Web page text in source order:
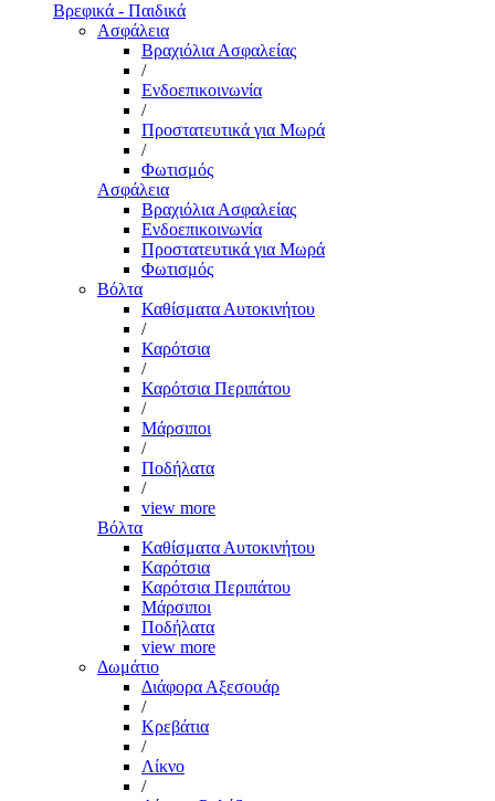
Βρεφικά - Παιδικά
Ασφάλεια
Βραχιόλια Ασφαλείας
/
Ενδοεπικοινωνία
/
Προστατευτικά για Μωρά
/
Φωτισμός
Ασφάλεια
Βραχιόλια Ασφαλείας
Ενδοεπικοινωνία
Προστατευτικά για Μωρά
Φωτισμός
Βόλτα
Καθίσματα Αυτοκινήτου
/
Καρότσια
/
Καρότσια Περιπάτου
/
Μάρσιποι
/
Ποδήλατα
/
view more
Βόλτα
Καθίσματα Αυτοκινήτου
Καρότσια
Καρότσια Περιπάτου
Μάρσιποι
Ποδήλατα
view more
Δωμάτιο
Διάφορα Αξεσουάρ
/
Κρεβάτια
/
Λίκνο
/